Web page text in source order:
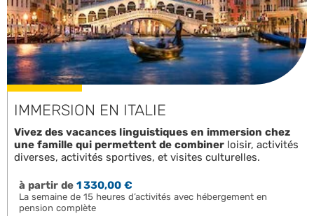
IMMERSION EN ITALIE
Vivez des vacances linguistiques en immersion chez
une famille qui permettent de combiner loisir, activités
diverses, activités sportives, et visites culturelles.
à partir de1 330,00 €
La semaine de 15 heures d’activités avec hébergement en
pension complète